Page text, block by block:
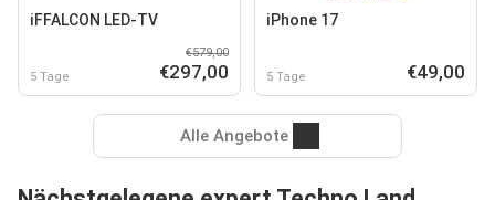
iFFALCON LED-TV
5 Tage
€579,00
€297,00
iPhone 17
5 Tage €49,00
Alle Angebote